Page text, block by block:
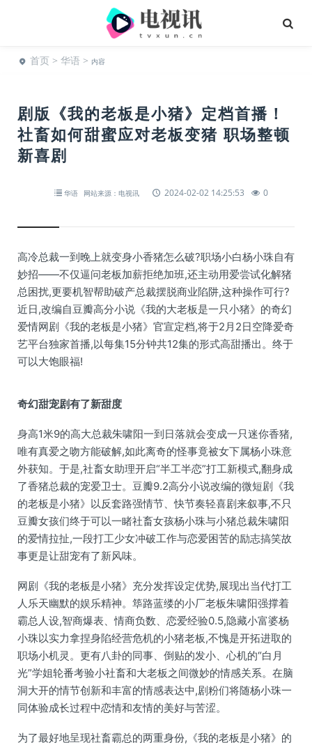
首页 > 华语 > 内容
剧版《我的老板是小猪》定档首播！
社畜如何甜蜜应对老板变猪 职场整顿
新喜剧
华语 网站来源：电视讯 2024-02-02 14:25:53 0
高冷总裁一到晚上就变身小香猪怎么破?职场小白杨小珠自有
妙招——不仅逼问老板加薪拒绝加班,还主动用爱尝试化解猪
总困扰,更要机智帮助破产总裁摆脱商业陷阱,这种操作可行?
近日,改编自豆瓣高分小说《我的大老板是一只小猪》的奇幻
爱情网剧《我的老板是小猪》官宣定档,将于2月2日空降爱奇
艺平台独家首播,以每集15分钟共12集的形式高甜播出。终于
可以大饱眼福!
奇幻甜宠剧有了新甜度
身高1米9的高大总裁朱啸阳一到日落就会变成一只迷你香猪,
唯有真爱之吻方能破解,如此离奇的怪事竟被女下属杨小珠意
外获知。于是,社畜女助理开启“半工半恋”打工新模式,翻身成
了香猪总裁的宠爱卫士。豆瓣9.2高分小说改编的微短剧《我
的老板是小猪》以反套路强情节、快节奏轻喜剧来叙事,不只
豆瓣女孩们终于可以一睹社畜女孩杨小珠与小猪总裁朱啸阳
的爱情拉扯,一段打工少女冲破工作与恋爱困苦的励志搞笑故
事更是让甜宠有了新风味。
网剧《我的老板是小猪》充分发挥设定优势,展现出当代打工
人乐天幽默的娱乐精神。筚路蓝缕的小厂老板朱啸阳强撑着
霸总人设,智商爆表、情商负数、恋爱经验0.5,隐藏小富婆杨
小珠以实力拿捏身陷经营危机的小猪老板,不愧是开拓进取的
职场小机灵。更有八卦的同事、倒贴的发小、心机的“白月
光”学姐轮番考验小社畜和大老板之间微妙的情感关系。在脑
洞大开的情节创新和丰富的情感表达中,剧粉们将随杨小珠一
同体验成长过程中恋情和友情的美好与苦涩。
为了最好地呈现社畜霸总的两重身份,《我的老板是小猪》的